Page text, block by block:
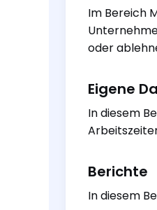
Im Bereich
oder
Eigene
In diesem
Berichte
In diesem